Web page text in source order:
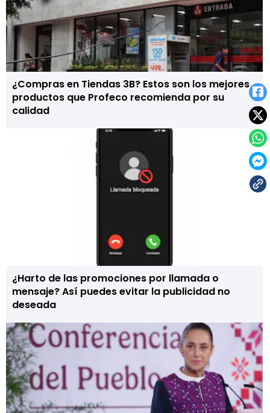
¿Compras en Tiendas 3B? Estos son los mejores
productos que Profeco recomienda por su
calidad
¿Harto de las promociones por llamada o
mensaje? Así puedes evitar la publicidad no
deseada